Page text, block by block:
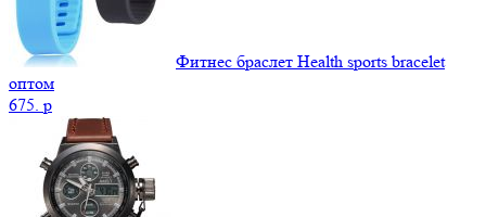
Фитнес браслет Health sports bracelet
оптом
675. p